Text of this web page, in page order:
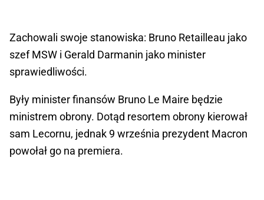
Zachowali swoje stanowiska: Bruno Retailleau jako
szef MSW i Gerald Darmanin jako minister
sprawiedliwości.
Były minister finansów Bruno Le Maire będzie
ministrem obrony. Dotąd resortem obrony kierował
sam Lecornu, jednak 9 września prezydent Macron
powołał go na premiera.